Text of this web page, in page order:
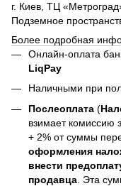
г. Киев, ТЦ
Подземное
Более подробная
Онлайн-оплата
LiqPay
Наличными при
Послеоплата (
взимает комиссию
+ 2% от суммы
оформления
внести
продавца . Эта